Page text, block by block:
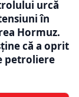
urcă
în
Hormuz.
că a oprit
petroliere